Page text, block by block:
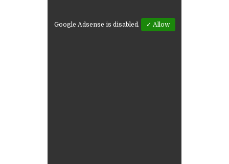
Google Adsense is disabled. ✓ Allow